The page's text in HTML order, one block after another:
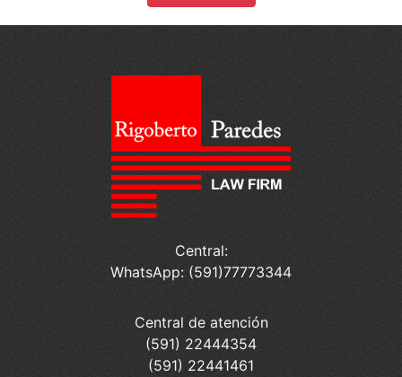
Central:
WhatsApp: (591)77773344
Central de atención
(591) 22444354
(591) 22441461